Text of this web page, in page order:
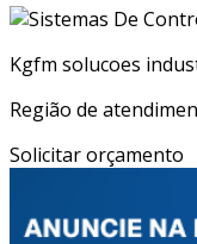
Kgfm solucoes
Região de
Solicitar orçamento